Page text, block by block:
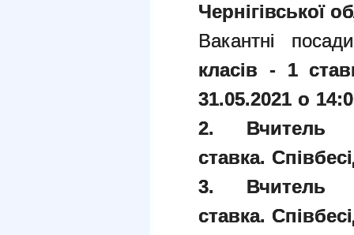
Чернігівської
Вакантні
класів - 1
31.05.2021 о
2. Вчитель
ставка.
3. Вчитель
ставка.